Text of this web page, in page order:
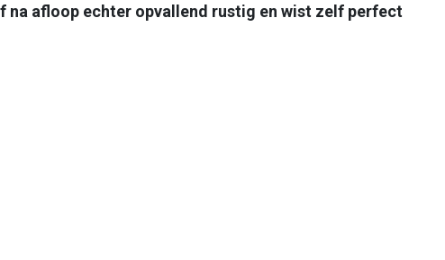
na afloop echter opvallend rustig en wist zelf perfect